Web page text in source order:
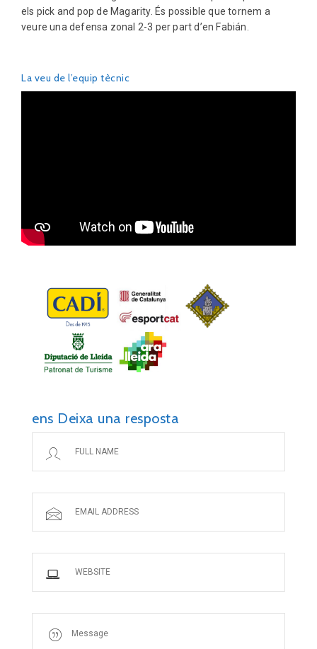
els pick and pop de Magarity. És possible que tornem a
veure una defensa zonal 2-3 per part d’en Fabián.
La veu de l’equip tècnic
ens Deixa una resposta